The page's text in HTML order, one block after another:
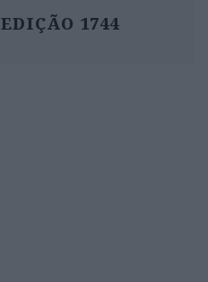
EDIÇÃO 1744